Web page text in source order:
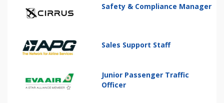
Safety & Compliance Manager
Sales Support Staff
Junior Passenger Traffic
Officer